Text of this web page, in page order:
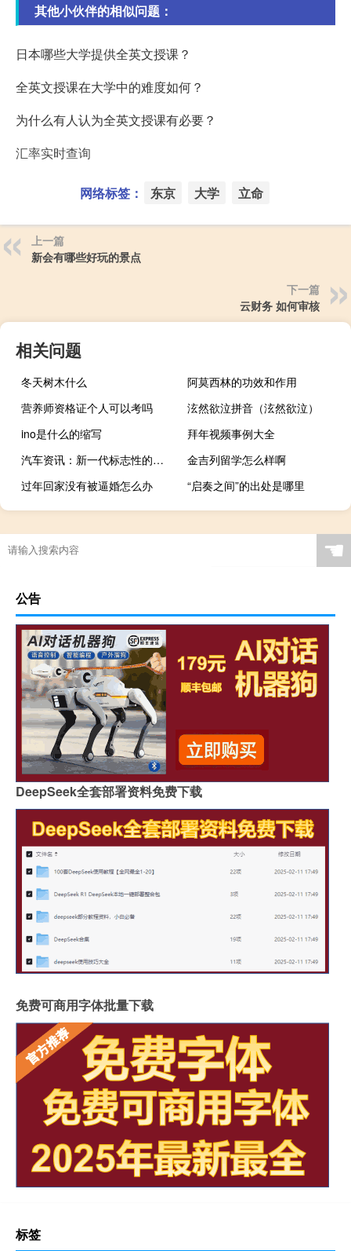
其他小伙伴的相似问题：
日本哪些大学提供全英文授课？
全英文授课在大学中的难度如何？
为什么有人认为全英文授课有必要？
汇率实时查询
网络标签： 东京 大学 立命
上一篇
新会有哪些好玩的景点
下一篇
云财务 如何审核
相关问题
冬天树木什么
阿莫西林的功效和作用
营养师资格证个人可以考吗
泫然欲泣拼音（泫然欲泣）
ino是什么的缩写
拜年视频事例大全
汽车资讯：新一代标志性的吉普牧马人是无可争议的越野冠军
金吉列留学怎么样啊
过年回家没有被逼婚怎么办
“启奏之间”的出处是哪里
☚
公告
DeepSeek全套部署资料免费下载
免费可商用字体批量下载
标签